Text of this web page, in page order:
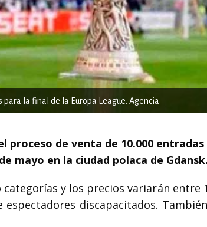
la final de la Europa League. Agencia
proceso de venta de 10.000
mayo en la ciudad polaca de Gdansk.
y los precios variarán entre
espectadores discapacitados.